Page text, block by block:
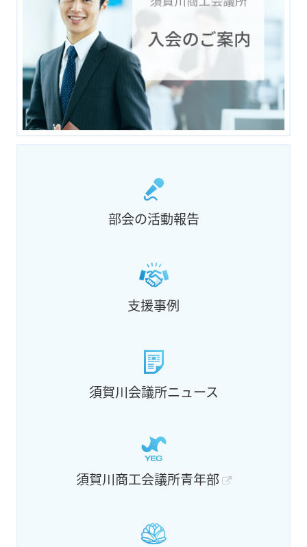
部会の活動報告
支援事例
須賀川会議所ニュース
須賀川商工会議所青年部